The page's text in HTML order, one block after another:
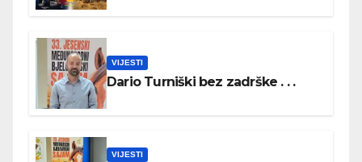
VIJESTI
Dario Turniški bez zadrške . . .
VIJESTI